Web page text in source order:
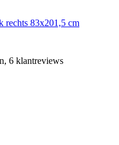
rechts 83x201,5 cm
6 klantreviews